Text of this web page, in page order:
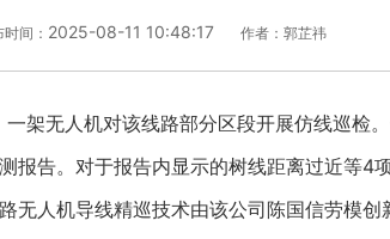
间： 2025-08-11 10:48:17 作者：郭芷祎
无人机对该线路部分区段开展仿线巡检
报告。对于报告内显示的树线距离过近等4
无人机导线精巡技术由该公司陈国信劳模创